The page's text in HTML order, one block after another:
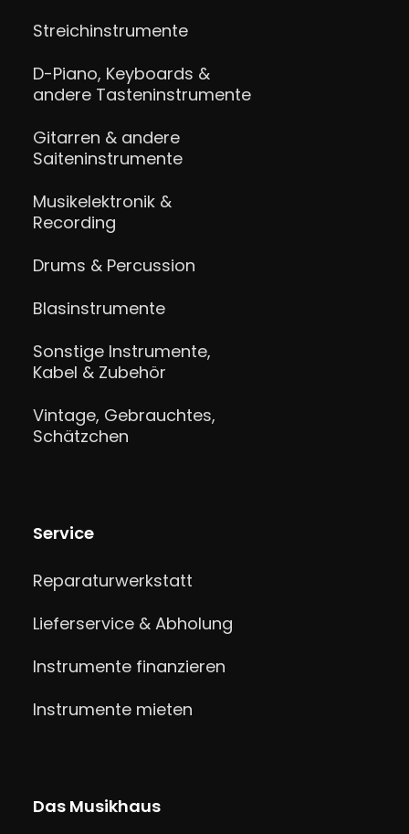
Streichinstrumente
D-Piano, Keyboards &
andere Tasteninstrumente
Gitarren & andere
Saiteninstrumente
Musikelektronik &
Recording
Drums & Percussion
Blasinstrumente
Sonstige Instrumente,
Kabel & Zubehör
Vintage, Gebrauchtes,
Schätzchen
Service
Reparaturwerkstatt
Lieferservice & Abholung
Instrumente finanzieren
Instrumente mieten
Das Musikhaus